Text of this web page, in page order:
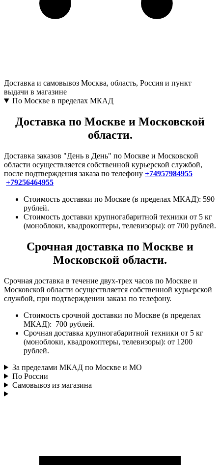
Доставка и самовывоз Москва, область, Россия и пункт
выдачи в магазине
По Москве в пределах МКАД
Доставка по Москве и Московской
области.
Доставка заказов "День в День" по Москве и Московской
области осуществляется собственной курьерской службой,
после подтверждения заказа по телефону +74957984955
+79256464955
Стоимость доставки по Москве (в пределах МКАД): 590
рублей.
Стоимость доставки крупногабаритной техники от 5 кг
(моноблоки, квадрокоптеры, телевизоры): от 700 рублей.
Срочная доставка по Москве и
Московской области.
Срочная доставка в течение двух-трех часов по Москве и
Московской области осуществляется собственной курьерской
службой, при подтверждении заказа по телефону.
Стоимость срочной доставки по Москве (в пределах
МКАД): 700 рублей.
Срочная доставка крупногабаритной техники от 5 кг
(моноблоки, квадрокоптеры, телевизоры): от 1200
рублей.
За пределами МКАД по Москве и МО
По России
Самовывоз из магазина